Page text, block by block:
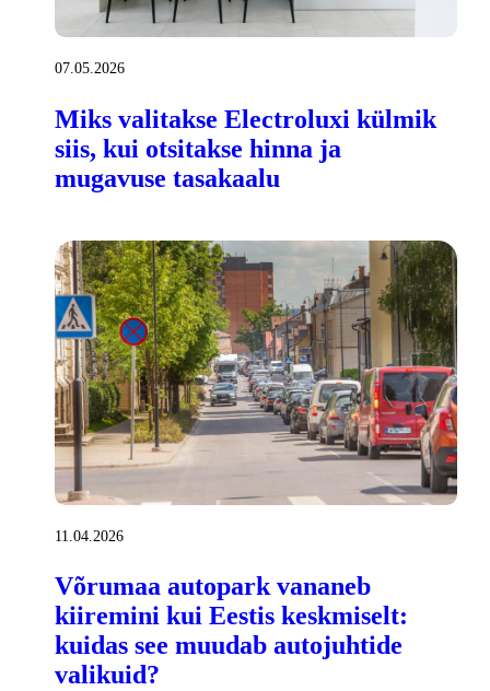
07.05.2026
Miks valitakse Electroluxi külmik
siis, kui otsitakse hinna ja
mugavuse tasakaalu
11.04.2026
Võrumaa autopark vananeb
kiiremini kui Eestis keskmiselt:
kuidas see muudab autojuhtide
valikuid?